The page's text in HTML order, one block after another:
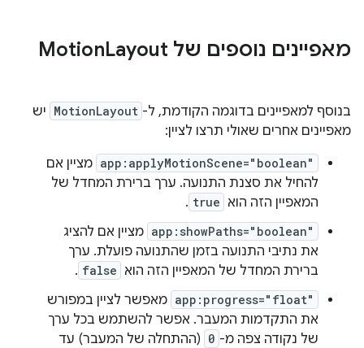
מאפיינים נוספים של Motion Layout
בנוסף למאפיינים בדוגמה הקודמת, ל- MotionLayout יש
מאפיינים אחרים שאולי תרצו לציין:
app:applyMotionScene="boolean" מציין אם
להחיל את סצנת התנועה. ערך ברירת המחדל של
המאפיין הזה הוא true
.
app:showPaths="boolean" מציין אם להציג
את נתיבי התנועה בזמן שהתנועה פועלת. ערך
ברירת המחדל של המאפיין הזה הוא false
.
app:progress="float" מאפשר לציין במפורש
את התקדמות המעבר. אפשר להשתמש בכל ערך
של נקודה צפה מ- 0 (ההתחלה של המעבר) עד